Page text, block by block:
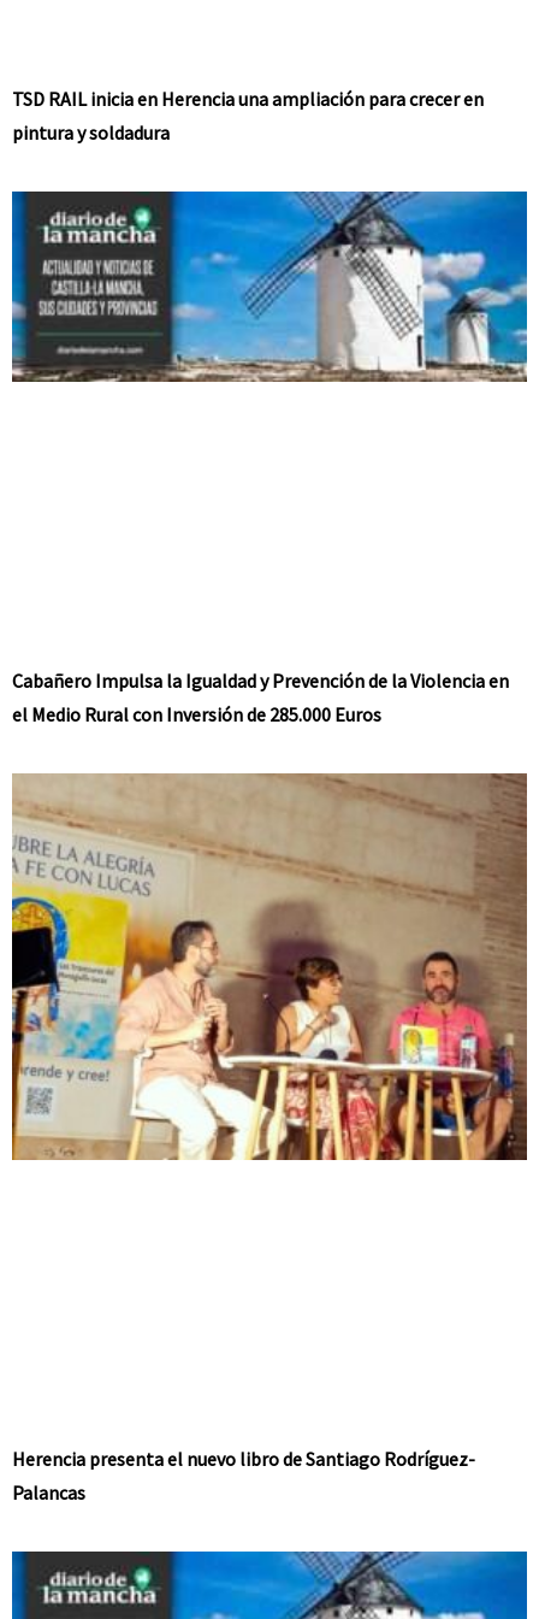
TSD RAIL inicia en Herencia una ampliación para crecer en
pintura y soldadura
Cabañero Impulsa la Igualdad y Prevención de la Violencia en
el Medio Rural con Inversión de 285.000 Euros
Herencia presenta el nuevo libro de Santiago Rodríguez-
Palancas